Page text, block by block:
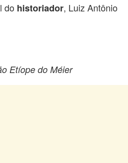
do historiador, Luiz Antônio
Etíope do Méier